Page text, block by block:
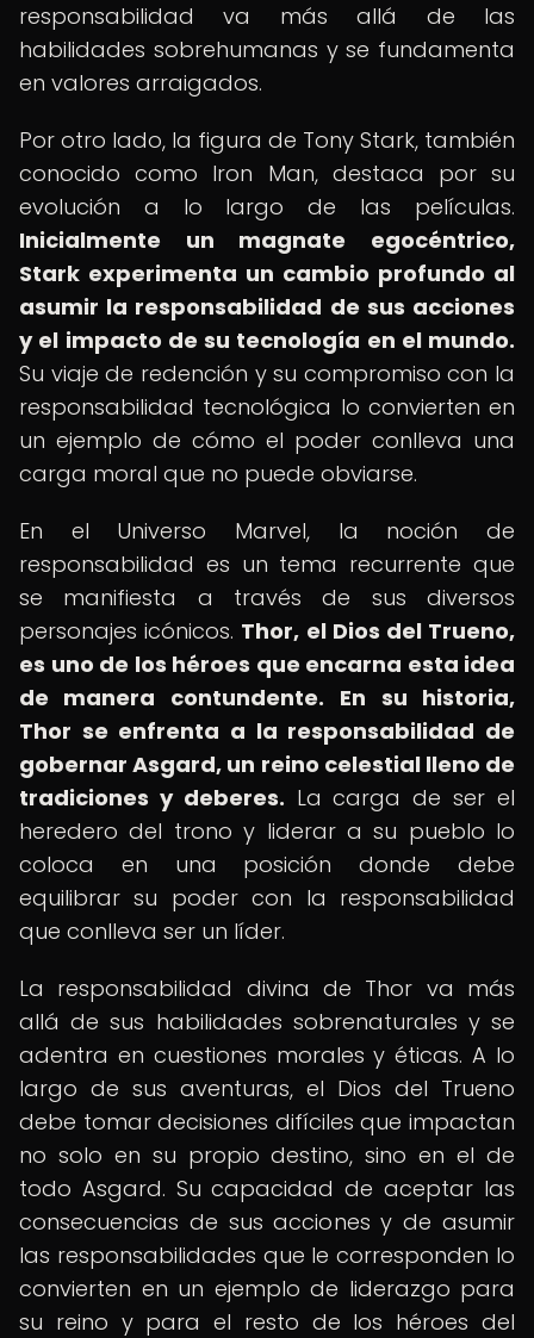
responsabilidad va más allá de las
habilidades sobrehumanas y se fundamenta
en valores arraigados.
Por otro lado, la figura de Tony Stark, también
conocido como Iron Man, destaca por su
evolución a lo largo de las películas.
Inicialmente un magnate egocéntrico,
Stark experimenta un cambio profundo al
asumir la responsabilidad de sus acciones
y el impacto de su tecnología en el mundo.
Su viaje de redención y su compromiso con la
responsabilidad tecnológica lo convierten en
un ejemplo de cómo el poder conlleva una
carga moral que no puede obviarse.
En el Universo Marvel, la noción de
responsabilidad es un tema recurrente que
se manifiesta a través de sus diversos
personajes icónicos. Thor, el Dios del Trueno,
es uno de los héroes que encarna esta idea
de manera contundente. En su historia,
Thor se enfrenta a la responsabilidad de
gobernar Asgard, un reino celestial lleno de
tradiciones y deberes. La carga de ser el
heredero del trono y liderar a su pueblo lo
coloca en una posición donde debe
equilibrar su poder con la responsabilidad
que conlleva ser un líder.
La responsabilidad divina de Thor va más
allá de sus habilidades sobrenaturales y se
adentra en cuestiones morales y éticas. A lo
largo de sus aventuras, el Dios del Trueno
debe tomar decisiones difíciles que impactan
no solo en su propio destino, sino en el de
todo Asgard. Su capacidad de aceptar las
consecuencias de sus acciones y de asumir
las responsabilidades que le corresponden lo
convierten en un ejemplo de liderazgo para
su reino y para el resto de los héroes del